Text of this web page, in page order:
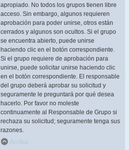
apropiado. No todos los grupos tienen libre
acceso. Sin embargo, algunos requieren
aprobación para poder unirse, otros están
cerrados y algunos son ocultos. Si el grupo
se encuentra abierto, puede unirse
haciendo clic en el botón correspondiente.
Si el grupo requiere de aprobación para
unirse, puede solicitar unirse haciendo clic
en el botón correspondiente. El responsable
del grupo deberá aprobar su solicitud y
seguramente le preguntará por qué desea
hacerlo. Por favor no moleste
continuamente al Responsable de Grupo si
rechaza su solicitud; seguramente tenga sus
razones.
Arriba